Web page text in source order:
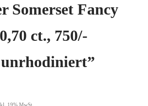
Somerset Fancy
ct., 750/-
19% MwSt.